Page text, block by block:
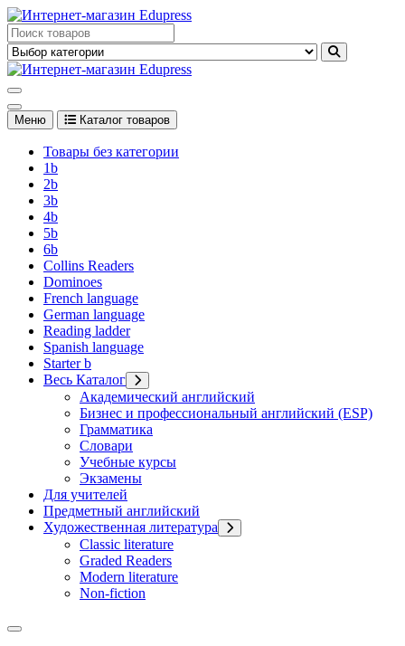
Перейти
к
содержимому
Edupress Uzbekistan, Edupress Узбекистан, книги, учебники на
английском языке
английском языке
Меню Каталог товаров
Товары без категории
1b
2b
3b
4b
5b
6b
Collins Readers
Dominoes
French language
German language
Reading ladder
Spanish language
Starter b
Весь Каталог
Академический английский
Бизнес и профессиональный английский (ESP)
Грамматика
Словари
Учебные курсы
Экзамены
Для учителей
Предметный английский
Художественная литература
Classic literature
Graded Readers
Modern literature
Non-fiction